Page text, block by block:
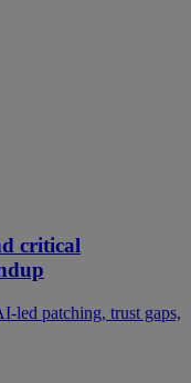
critical
led patching, trust gaps,